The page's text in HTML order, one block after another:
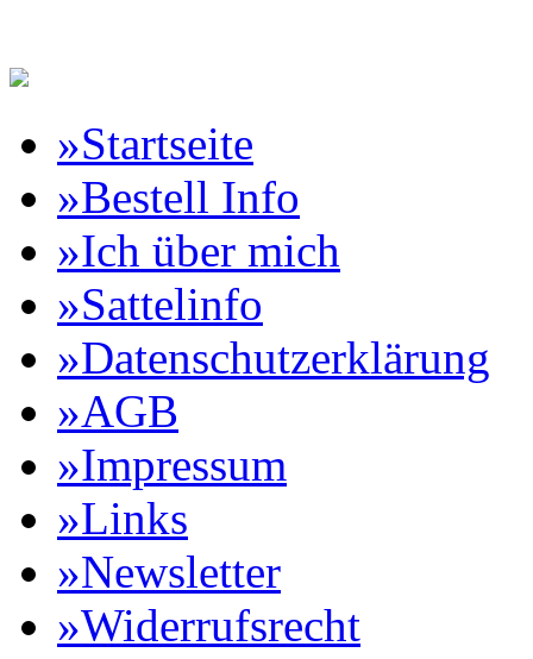
Reitartikelbörse Online
»Startseite
»Bestell Info
»Ich über mich
»Sattelinfo
»Datenschutzerklärung
»AGB
»Impressum
»Links
»Newsletter
»Widerrufsrecht